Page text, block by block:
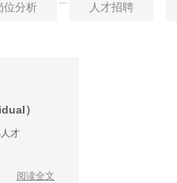
位分析 人才招聘
）
才
阅读全文